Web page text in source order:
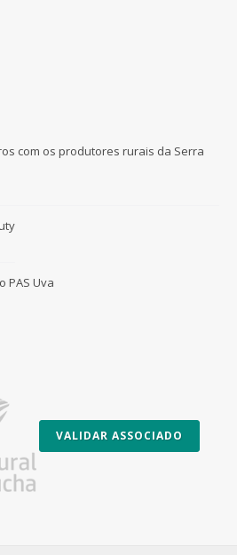
com os produtores rurais da Serra
PAS Uva
VALIDAR ASSOCIADO